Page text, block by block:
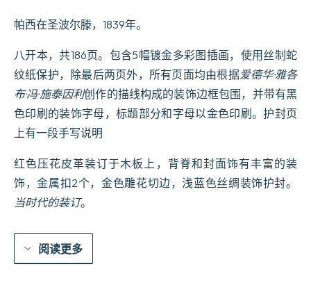
帕西在圣波尔滕，1839年。
八开本，共186页。包含5幅镀金多彩图插画，使用丝制蛇
纹纸保护，除最后两页外，所有页面均由根据爱德华·雅各
布·冯·施泰因利创作的描线构成的装饰边框包围，并带有黑
色印刷的装饰字母，标题部分和字母以金色印刷。护封页
上有一段手写说明
红色压花皮革装订于木板上，背脊和封面饰有丰富的装
饰，金属扣2个，金色雕花切边，浅蓝色丝绸装饰护封。
当时代的装订。
阅读更多